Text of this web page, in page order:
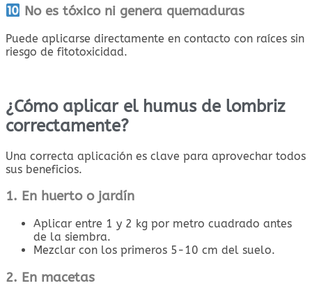
No es tóxico ni genera quemaduras
Puede aplicarse directamente en contacto con raíces sin
riesgo de fitotoxicidad.
¿Cómo aplicar el humus de lombriz
correctamente?
Una correcta aplicación es clave para aprovechar todos
sus beneficios.
1. En huerto o jardín
Aplicar entre 1 y 2 kg por metro cuadrado antes
de la siembra.
Mezclar con los primeros 5-10 cm del suelo.
2. En macetas